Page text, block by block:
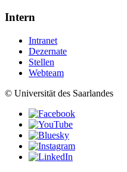
Intern
Intranet
Dezernate
Stellen
Webteam
© Universität des Saarlandes